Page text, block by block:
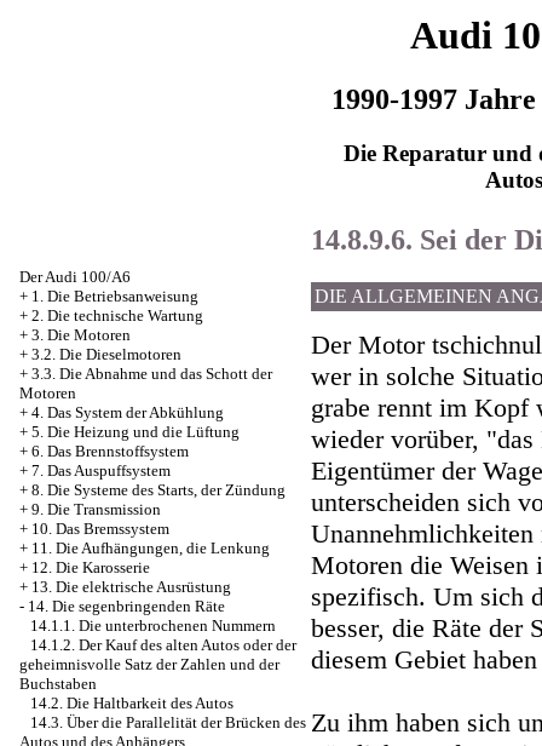
Audi
1990-1997
Die Reparatur und
Autos
Der Audi 100/A6
+ 1. Die Betriebsanweisung
+ 2. Die technische Wartung
+ 3. Die Motoren
+ 3.2. Die Dieselmotoren
+ 3.3. Die Abnahme und das Schott der
Motoren
+ 4. Das System der Abkühlung
+ 5. Die Heizung und die Lüftung
+ 6. Das Brennstoffsystem
+ 7. Das Auspuffsystem
+ 8. Die Systeme des Starts, der Zündung
+ 9. Die Transmission
+ 10. Das Bremssystem
+ 11. Die Aufhängungen, die Lenkung
+ 12. Die Karosserie
+ 13. Die elektrische Ausrüstung
- 14. Die segenbringenden Räte
14.1.1. Die unterbrochenen Nummern
14.1.2. Der Kauf des alten Autos oder der
geheimnisvolle Satz der Zahlen und der
Buchstaben
14.2. Die Haltbarkeit des Autos
14.3. Über die Parallelität der Brücken des
Autos und des Anhängers
14.8.9.6. Sei der
DIE ALLGEMEINEN
Der Motor
wer in solche
grabe rennt im Kopf
wieder vorüber,
Eigentümer der
unterscheiden sich
Motoren die
spezifisch. Um sich
besser, die Räte der
diesem Gebiet
Zu ihm haben sich